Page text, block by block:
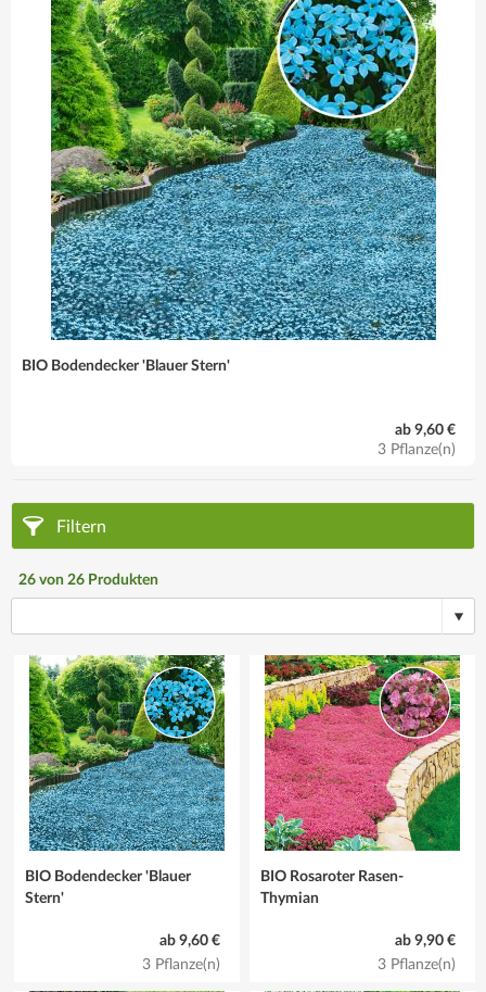
Mehr erfahren
BIO Bodendecker 'Blauer Stern'
ab 9,60 €
3 Pflanze(n)
Filtern
26 von 26 Produkten
BIO Bodendecker 'Blauer
Stern'
ab 9,60 €
3 Pflanze(n)
BIO Rosaroter Rasen-
Thymian
ab 9,90 €
3 Pflanze(n)